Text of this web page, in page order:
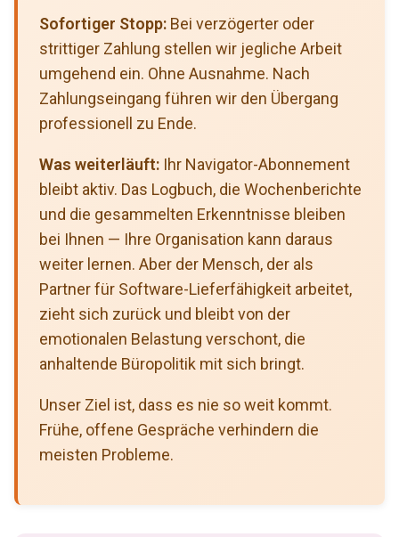
Sofortiger Stopp: Bei verzögerter oder
strittiger Zahlung stellen wir jegliche Arbeit
umgehend ein. Ohne Ausnahme. Nach
Zahlungseingang führen wir den Übergang
professionell zu Ende.
Was weiterläuft: Ihr Navigator-Abonnement
bleibt aktiv. Das Logbuch, die Wochenberichte
und die gesammelten Erkenntnisse bleiben
bei Ihnen — Ihre Organisation kann daraus
weiter lernen. Aber der Mensch, der als
Partner für Software-Lieferfähigkeit arbeitet,
zieht sich zurück und bleibt von der
emotionalen Belastung verschont, die
anhaltende Büropolitik mit sich bringt.
Unser Ziel ist, dass es nie so weit kommt.
Frühe, offene Gespräche verhindern die
meisten Probleme.